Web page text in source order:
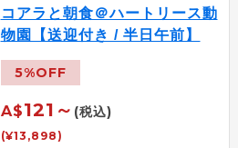
コアラと朝食＠ハートリース動
物園【送迎付き / 半日午前】
5%OFF
A$121～ (税込)
(¥13,898)